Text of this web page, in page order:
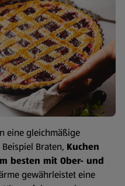
eine gleichmäßige
Braten, Kuchen
besten mit Ober- und
gewährleistet eine